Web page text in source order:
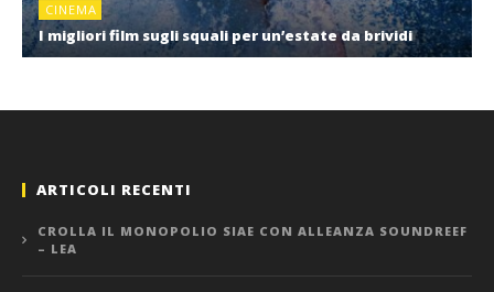
CINEMA
I migliori film sugli squali per un’estate da brividi
ARTICOLI RECENTI
CROLLA IL MONOPOLIO SIAE CON ALLEANZA SOUNDREEF
– LEA